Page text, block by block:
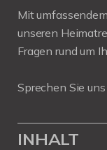
Mit
unseren
Fragen rund um
Sprechen Sie
INHALT